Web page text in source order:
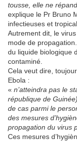
tousse, elle ne
explique le Pr Bruno
infectieuses et
Autrement dit, le
mode de
du liquide biologique
contaminé.
Cela veut dire,
Ebola :
« n’atteindra pas le
république de
de cas parmi le
des mesures
propagation du virus
Ces mesures